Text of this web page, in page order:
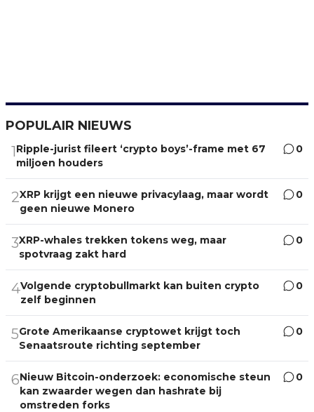
POPULAIR NIEUWS
1Ripple-jurist fileert ‘crypto boys’-frame met 67
miljoen houders
0
2XRP krijgt een nieuwe privacylaag, maar wordt
geen nieuwe Monero
0
3XRP-whales trekken tokens weg, maar
spotvraag zakt hard
0
4Volgende cryptobullmarkt kan buiten crypto
zelf beginnen
0
5Grote Amerikaanse cryptowet krijgt toch
Senaatsroute richting september
0
6Nieuw Bitcoin-onderzoek: economische steun
kan zwaarder wegen dan hashrate bij
omstreden forks
0